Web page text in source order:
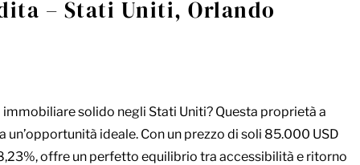
– Stati Uniti, Orlando
solido negli Stati Uniti? Questa proprietà a
un’opportunità ideale. Con un prezzo di soli 85.000 USD
offre un perfetto equilibrio tra accessibilità e ritorno